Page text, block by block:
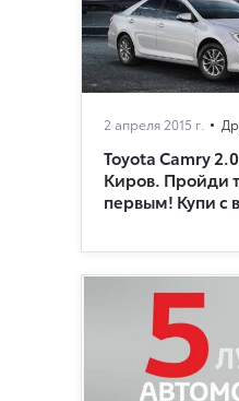
2 апреля 2015 г.
Toyota Camry
Киров. Пройди
первым! Купи с